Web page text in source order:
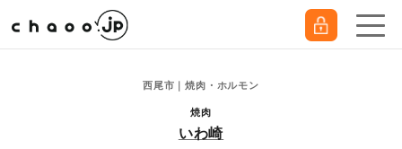
西尾市｜焼肉・ホルモン
焼肉
いわ崎